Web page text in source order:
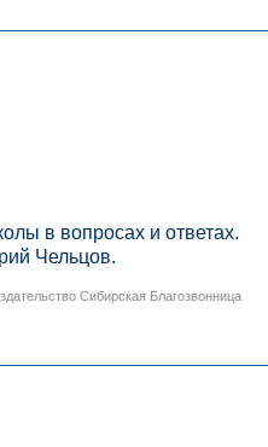
в вопросах и ответах.
Чельцов.
Сибирская Благозвонница